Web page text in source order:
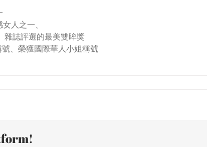
人之一、
誌評選的最美雙眸獎
、榮獲國際華人小姐稱號